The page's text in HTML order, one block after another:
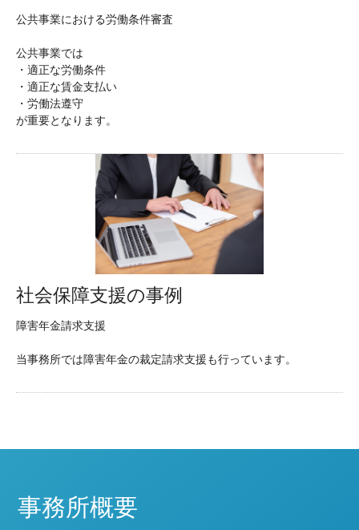
公共事業における労働条件審査
公共事業では
・適正な労働条件
・適正な賃金支払い
・労働法遵守
が重要となります。
社会保障支援の事例
障害年金請求支援
当事務所では障害年金の裁定請求支援も行っています。
事務所概要